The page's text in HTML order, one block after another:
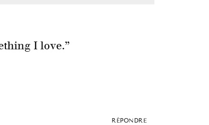
I love.”
RÉPONDRE